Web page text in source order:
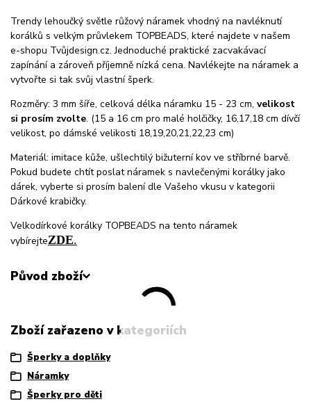
Trendy lehoučký světle růžový náramek vhodný na navléknutí
korálků s velkým průvlekem TOPBEADS, které najdete v našem
e-shopu Tvůjdesign.cz. Jednoduché praktické zacvakávací
zapínání a zároveň příjemně nízká cena. Navlékejte na náramek a
vytvořte si tak svůj vlastní šperk.
Rozměry: 3 mm šíře, celková délka náramku 15 - 23 cm, velikost
si prosím zvolte. (15 a 16 cm pro malé holčičky, 16,17,18 cm dívčí
velikost, po dámské velikosti 18,19,20,21,22,23 cm)
Materiál: imitace kůže, ušlechtilý bižuterní kov ve stříbrné barvě.
Pokud budete chtít poslat náramek s navlečenými korálky jako
dárek, vyberte si prosím balení dle Vašeho vkusu v kategorii
Dárkové krabičky.
Velkodírkové korálky TOPBEADS na tento náramek
vybírejteZDE.
Původ zboží
Zboží zařazeno v kategoriích
Šperky a doplňky
Náramky
Šperky pro děti